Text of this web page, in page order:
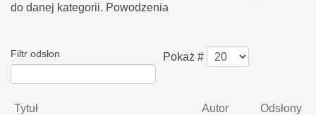
do danej kategorii. Powodzenia
Filtr odsłon Pokaż #
Tytuł Autor Odsłony